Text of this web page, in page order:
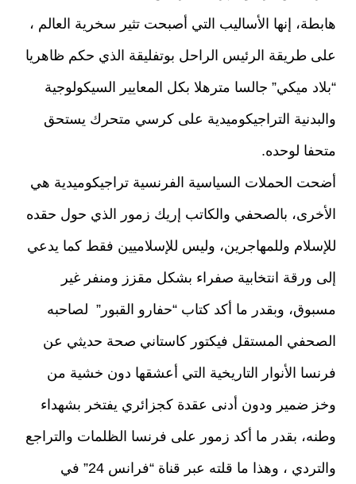
هابطة، إنها الأساليب التي أصبحت تثير سخرية العالم ،
على طريقة الرئيس الراحل بوتفليقة الذي حكم ظاهريا
“بلاد ميكي” جالسا مترهلا بكل المعايير السيكولوجية
والبدنية التراجيكوميدية على كرسي متحرك يستحق
متحفا لوحده.
أضحت الحملات السياسية الفرنسية تراجيكوميدية هي
الأخرى، بالصحفي والكاتب إريك زمور الذي حول حقده
للإسلام وللمهاجرين، وليس للإسلاميين فقط كما يدعي
إلى ورقة انتخابية صفراء بشكل مقزز ومنفر غير
مسبوق، وبقدر ما أكد كتاب “حفارو القبور” لصاحبه
الصحفي المستقل فيكتور كاستاني صحة حديثي عن
فرنسا الأنوار التاريخية التي أعشقها دون خشية من
وخز ضمير ودون أدنى عقدة كجزائري يفتخر بشهداء
وطنه، بقدر ما أكد زمور على فرنسا الظلمات والتراجع
والتردي ، وهذا ما قلته عبر قناة “فرانس 24” في